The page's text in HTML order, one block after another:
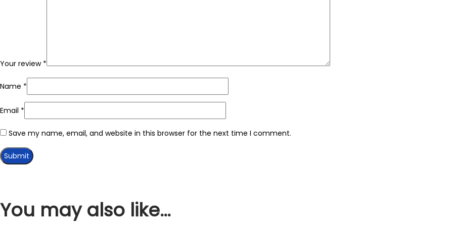
Your review *
Name *
Email *
Save my name, email, and website in this browser for the next time I comment.
You may also like…